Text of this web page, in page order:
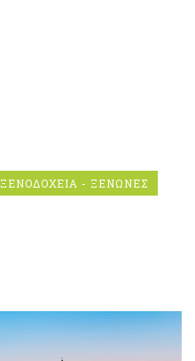
ΞΕΝΟΔΟΧΕΙΑ - ΞΕΝΩΝΕΣ